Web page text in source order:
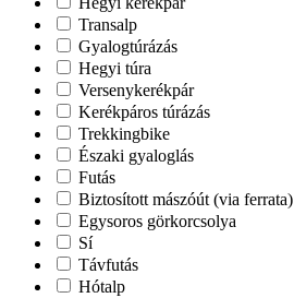
Transalp
Gyalogtúrázás
Hegyi túra
Versenykerékpár
Kerékpáros túrázás
Trekkingbike
Északi gyaloglás
Futás
Biztosított mászóút (via ferrata)
Egysoros görkorcsolya
Sí
Távfutás
Hótalp